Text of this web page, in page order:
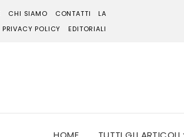
CHI SIAMO CONTATTI
LA
PRIVACY POLICY EDITORIALI